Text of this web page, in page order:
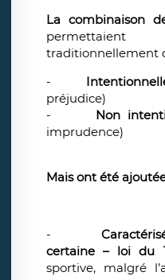
La combinaison
traditionnellement
-
préjudice)
- Non
imprudence)
Mais ont été
-
certaine – loi du
sportive, malgré